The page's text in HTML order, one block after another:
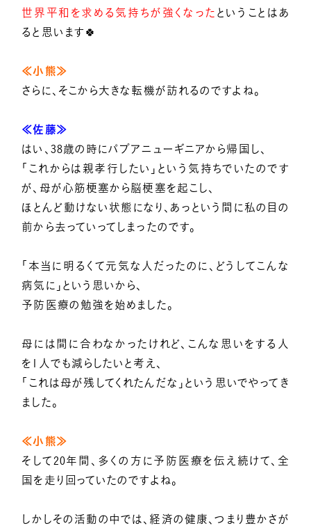
世界平和を求める気持ちが強くなった ということはあ
ると思います🍀
≪小熊≫
さらに、そこから大きな転機が訪れるのですよね。
≪佐藤≫
はい、38歳の時にパプアニューギニアから帰国し、
「これからは親孝行したい」という気持ちでいたのです
が、母が心筋梗塞から脳梗塞を起こし、
ほとんど動けない状態になり、あっという間に私の目の
前から去っていってしまったのです。
「本当に明るくて元気な人だったのに、どうしてこんな
病気に」という思いから、
予防医療の勉強を始めました。
母には間に合わなかったけれど、こんな思いをする人
を1人でも減らしたいと考え、
「これは母が残してくれたんだな」という思いでやってき
ました。
≪小熊≫
そして20年間、多くの方に予防医療を伝え続けて、全
国を走り回っていたのですよね。
しかしその活動の中では、経済の健康、つまり豊かさが